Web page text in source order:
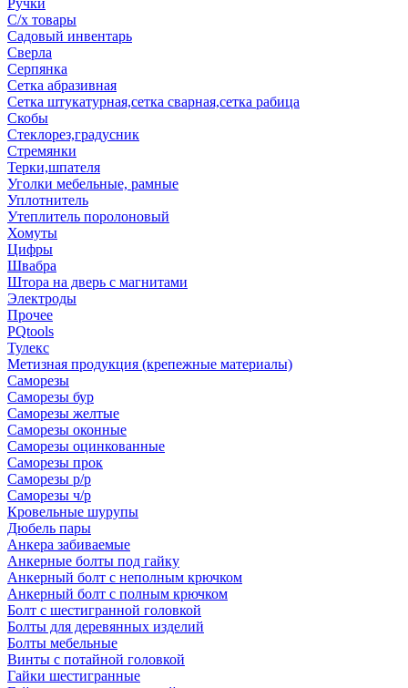
Ручки
С/х товары
Садовый инвентарь
Сверла
Серпянка
Сетка абразивная
Сетка штукатурная,сетка сварная,сетка рабица
Скобы
Стеклорез,градусник
Стремянки
Терки,шпателя
Уголки мебельные, рамные
Уплотнитель
Утеплитель поролоновый
Хомуты
Цифры
Швабра
Штора на дверь с магнитами
Электроды
Прочее
PQtools
Тулекс
Метизная продукция (крепежные материалы)
Саморезы
Саморезы бур
Саморезы желтые
Саморезы оконные
Саморезы оцинкованные
Саморезы прок
Саморезы р/р
Саморезы ч/р
Кровельные шурупы
Дюбель пары
Анкера забиваемые
Анкерные болты под гайку
Анкерный болт с неполным крючком
Анкерный болт с полным крючком
Болт с шестигранной головкой
Болты для деревянных изделий
Болты мебельные
Винты с потайной головкой
Гайки шестигранные